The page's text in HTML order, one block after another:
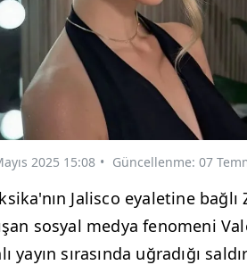
2025 15:08 Güncellenme: 07
Jalisco eyaletine
sosyal medya fenomeni
yayın sırasında uğradığı